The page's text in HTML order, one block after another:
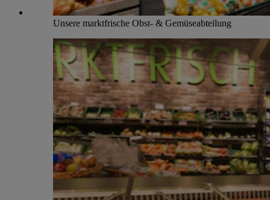
Unsere marktfrische Obst- & Gemüseabteilung